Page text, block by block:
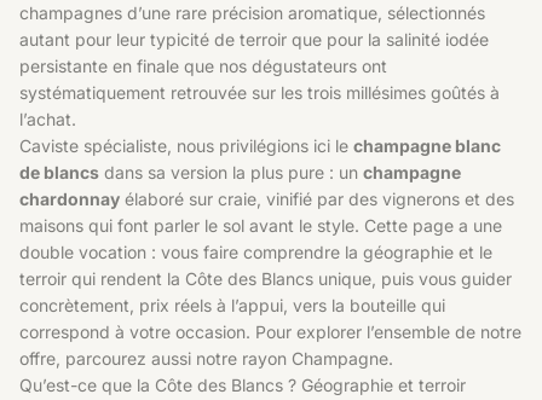
champagnes d’une rare précision aromatique, sélectionnés
autant pour leur typicité de terroir que pour la salinité iodée
persistante en finale que nos dégustateurs ont
systématiquement retrouvée sur les trois millésimes goûtés à
l’achat.
Caviste spécialiste, nous privilégions ici le champagne blanc
de blancs dans sa version la plus pure : un champagne
chardonnay élaboré sur craie, vinifié par des vignerons et des
maisons qui font parler le sol avant le style. Cette page a une
double vocation : vous faire comprendre la géographie et le
terroir qui rendent la Côte des Blancs unique, puis vous guider
concrètement, prix réels à l’appui, vers la bouteille qui
correspond à votre occasion. Pour explorer l’ensemble de notre
offre, parcourez aussi notre rayon Champagne.
Qu’est-ce que la Côte des Blancs ? Géographie et terroir